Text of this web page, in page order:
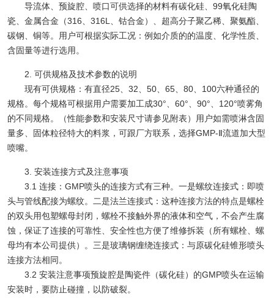
导流体、预旋腔、喷口可供选择的材料有碳化硅、99氧化硅陶
瓷、金属合金（316、316L、钴合金）、超高分子聚乙稀、聚氨酯、
碳钢、铜等。用户可根据实际工况：例如介质的的温度、化学性质、
含固量等进行选用。
2. 可供规格及技术参数的说明
现有可供规格：有直径25、32、50、65、80、100六种通径的
规格。每个规格可根据用户需要加工成30°、60°、90°、120°喷雾角
的不同规格。（性能参数和安装尺寸请参见附表）用户如需喷淋含固
量多、固体粒径特大的料浆，可跟厂方联系，选择GMP-Ⅱ流道加大型
喷嘴。
3. 安装连接方式及注意事项
3.1 连接：GMP喷头的连接方式有三种。一是螺纹连接式：即喷
头与管线配接为螺纹。二是法兰连接式：这种连接方法的特点是螺栓
的双头用包塑螺母封闭，螺栓不接触外界的液体和空气，不会产生腐
蚀，保证了连接的可靠性、安全性也方便了维修拆装（所有螺栓、螺
母均有本公司提供）。三是玻璃钢缠绕连接式：与原碳化硅锥形喷头
连接方法相同。
3.2 安装注意事项预旋腔是陶瓷件（碳化硅）的GMP喷头在运输
安装时，要防止碰撞，以防破裂。